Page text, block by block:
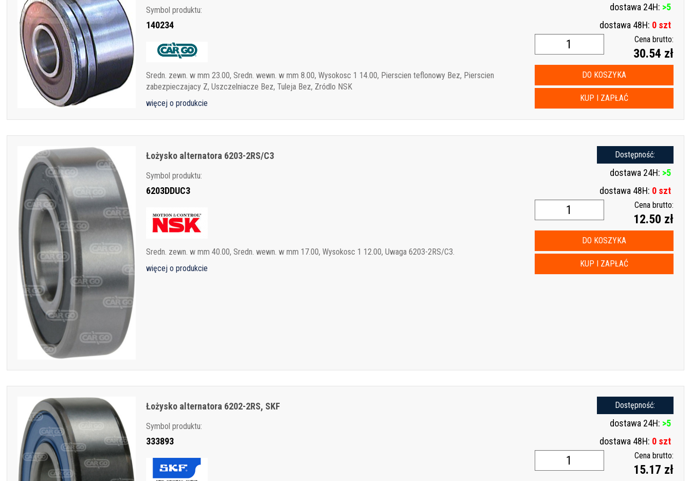
Symbol produktu:
140234
Sredn. zewn. w mm 23.00, Sredn. wewn. w mm 8.00, Wysokosc 1 14.00, Pierscien teflonowy Bez, Pierscien
zabezpieczajacy Z, Uszczelniacze Bez, Tuleja Bez, Zródlo NSK
więcej o produkcie
dostawa 24H: >5
dostawa 48H: 0 szt
Cena brutto:
30.54 zł
DO KOSZYKA
KUP I ZAPŁAĆ
Łożysko alternatora 6203-2RS/C3
Symbol produktu:
6203DDUC3
Sredn. zewn. w mm 40.00, Sredn. wewn. w mm 17.00, Wysokosc 1 12.00, Uwaga 6203-2RS/C3.
więcej o produkcie
Dostępność:
dostawa 24H: >5
dostawa 48H: 0 szt
Cena brutto:
12.50 zł
DO KOSZYKA
KUP I ZAPŁAĆ
Łożysko alternatora 6202-2RS, SKF
Symbol produktu:
333893
Dostępność:
dostawa 24H: >5
dostawa 48H: 0 szt
Cena brutto:
15.17 zł